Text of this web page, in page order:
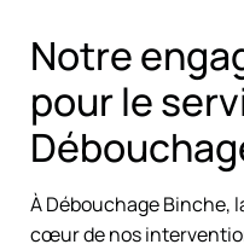
Notre
pour le
À Débouchage Binche,
cœur de nos